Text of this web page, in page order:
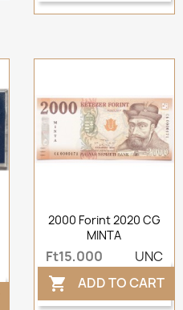
2000 Forint 2020 CG
MINTA
Ft15,000 UNC
 ADD TO CART